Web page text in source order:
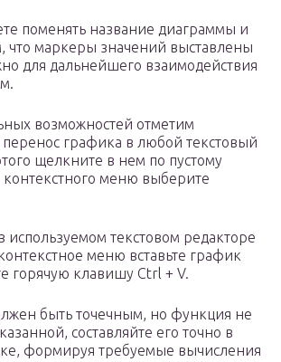
поменять название диаграммы и
что маркеры значений выставлены
для дальнейшего взаимодействия
возможностей отметим
графика в любой текстовый
щелкните в нем по пустому
меню выберите
используемом текстовом редакторе
меню вставьте график
горячую клавишу Ctrl + V.
быть точечным, но функция не
составляйте его точно в
формируя требуемые вычисления